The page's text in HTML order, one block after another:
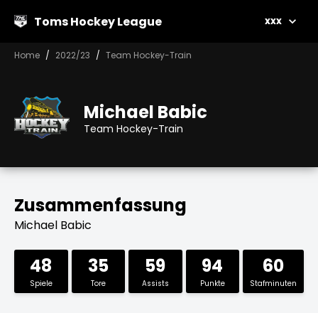
Toms Hockey League xxx
Home 2022/23 Team Hockey-Train
Michael Babic
Team Hockey-Train
Zusammenfassung
Michael Babic
48
Spiele
35
Tore
59
Assists
94
Punkte
60
Stafminuten